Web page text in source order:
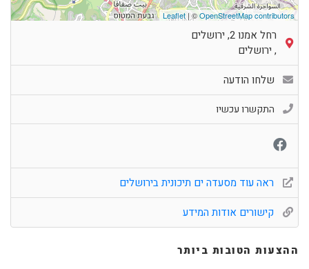
Leaflet | ©OpenStreetMap contributors
רחל אמנו 2, ירושלים
, ירושלים
שלחו הודעה
התקשרו עכשיו
ראה עוד מסעדה ים תיכונית בירושלים
קישורים אודות המידע
ההצעות הטובות ביותר